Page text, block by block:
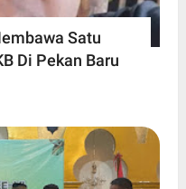
Satu
Di Pekan Baru